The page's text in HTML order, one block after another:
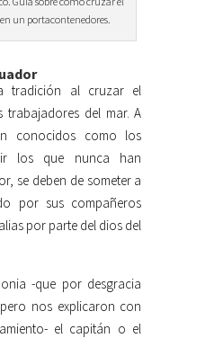
un portacontenedores.
tradición al cruzar el
trabajadores del mar. A
conocidos como los
los que nunca han
se deben de someter a
por sus compañeros
por parte del dios del
-que por desgracia
nos explicaron con
el capitán o el